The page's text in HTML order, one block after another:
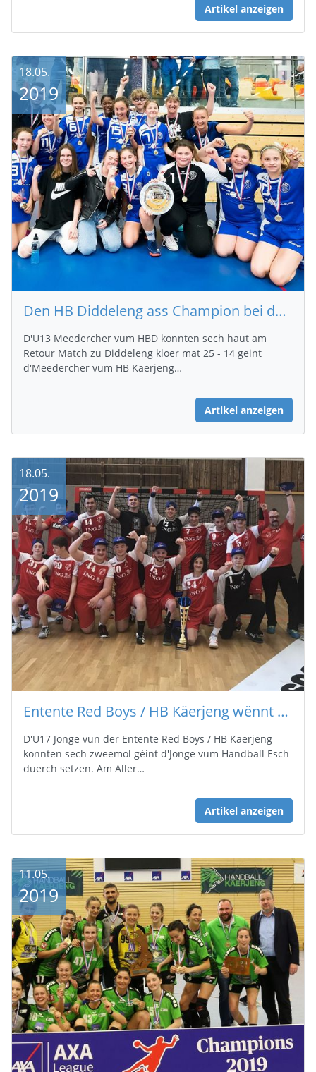
Artikel anzeigen
Den HB Diddeleng ass Champion bei den U13 Meedercher
D'U13 Meedercher vum HBD konnten sech haut am
Retour Match zu Diddeleng kloer mat 25 - 14 geint
d'Meedercher vum HB Käerjeng…
Artikel anzeigen
18.05.
2019
Entente Red Boys / HB Käerjeng wënnt den U17 AXA Liga Cup
D'U17 Jonge vun der Entente Red Boys / HB Käerjeng
konnten sech zweemol géint d'Jonge vum Handball Esch
duerch setzen. Am Aller…
Artikel anzeigen
18.05.
2019
11.05.
2019